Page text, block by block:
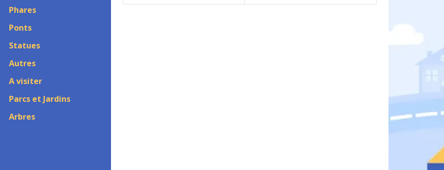
Phares
Ponts
Statues
Autres
A visiter
Parcs et Jardins
Arbres